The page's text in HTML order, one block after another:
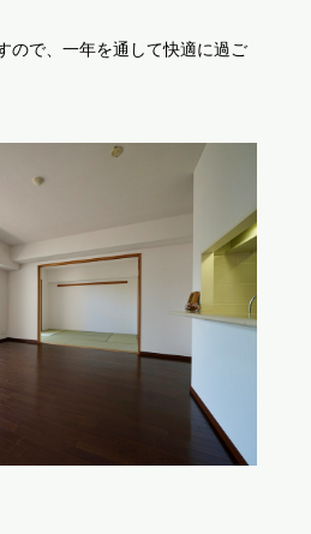
ので、一年を通して快適に過ご